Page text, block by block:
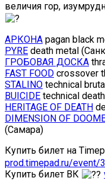
величия гор,
АРКОНА pagan black
PYRE death metal
ГРОБОВАЯ ДОСКА
FAST FOOD crossover
STALINO technical
BUICIDE technical
HERITAGE OF DEATH
DIMENSION OF
(Самара)
Купить билет на
prod.timepad.ru/event/
Купить билет ВК